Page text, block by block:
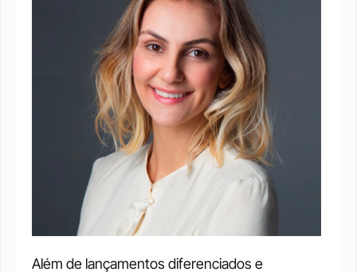
Além de lançamentos diferenciados e